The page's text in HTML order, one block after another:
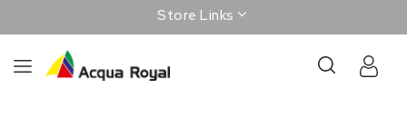
Store Links